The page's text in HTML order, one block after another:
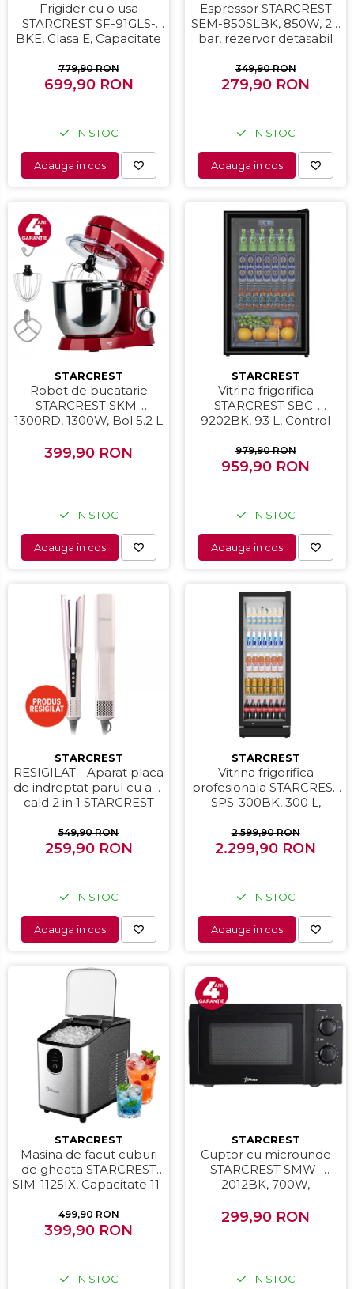
Frigider cu o usa
STARCREST SF-91GLS-
BKE, Clasa E, Capacitate
H 83 cm, Sticla Neagra
779,90 RON
699,90 RON
IN STOC
Adauga in cos
Espressor STARCREST
SEM-850SLBK, 850W, 20
bar, rezervor detasabil
filtru dublu din inox,
Negru/Inox
349,90 RON
279,90 RON
IN STOC
Adauga in cos
STARCREST
Robot de bucatarie
STARCREST SKM-
1300RD, 1300W, Bol 5.2 L
Viteze + Pulse, Angrenaje
metalice, Rosu
399,90 RON
IN STOC
Adauga in cos
STARCREST
Vitrina frigorifica
STARCREST SBC-
9202BK, 93 L, Control
H 83.2 cm, Negru
979,90 RON
959,90 RON
IN STOC
Adauga in cos
STARCREST
RESIGILAT - Aparat placa
de indreptat parul cu aer
cald 2 in 1 STARCREST
Uscare si indreptare,
Afisaj LCD, Tehnologie cu
Roz
549,90 RON
259,90 RON
IN STOC
Adauga in cos
STARCREST
Vitrina frigorifica
profesionala STARCREST
SPS-300BK, 300 L,
Iluminare LED, H 169.5
cm, Negru
2.599,90 RON
2.299,90 RON
IN STOC
Adauga in cos
STARCREST
Masina de facut cuburi
de gheata STARCREST
SIM-1125IX, Capacitate 11-
detasabil, Rezervor apa
0.8 l, Inox
499,90 RON
399,90 RON
IN STOC
STARCREST
Cuptor cu microunde
STARCREST SMW-
2012BK, 700W,
mecanic, 6 Trepte de
putere, Negru
299,90 RON
IN STOC